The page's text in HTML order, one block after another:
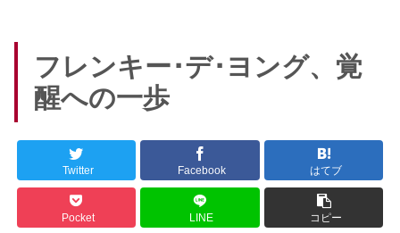
フレンキー･デ･ヨング、覚
醒への一歩
Twitter Facebook はてブ
Pocket LINE コピー